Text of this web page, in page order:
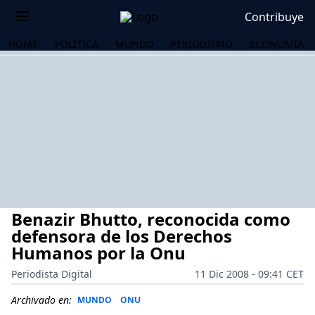
Contribuye
HOME POLÍTICA MUNDO PERIODISMO ECONOMÍA
Benazir Bhutto, reconocida como
defensora de los Derechos
Humanos por la Onu
Periodista Digital
11 Dic 2008 - 09:41 CET
Archivado en: MUNDO ONU